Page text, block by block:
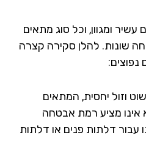
ומגוון, וכל סוג מתאים
להלן סקירה קצרה
יחסית, המתאים
מציע רמת אבטחה
דלתות פנים או דלתות